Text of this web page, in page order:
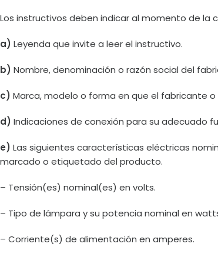
Los instructivos deben indicar al momento de la
a) Leyenda que invite a leer el instructivo.
b) Nombre, denominación o razón social del
c) Marca, modelo o forma en que el fabricante
d) Indicaciones de conexión para su adecuado
e) Las siguientes características eléctricas
marcado o etiquetado del producto.
– Tensión(es) nominal(es) en volts.
– Tipo de lámpara y su potencia nominal en
– Corriente(s) de alimentación en amperes.